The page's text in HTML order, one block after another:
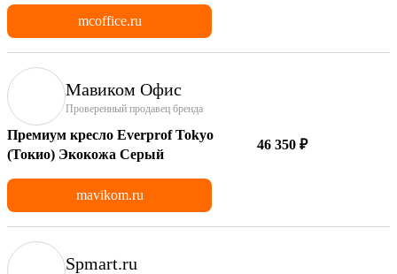
mcoffice.ru
Мавиком Офис
Проверенный продавец бренда
Премиум кресло Everprof Tokyo
(Токио) Экокожа Серый
46 350 ₽
mavikom.ru
Spmart.ru